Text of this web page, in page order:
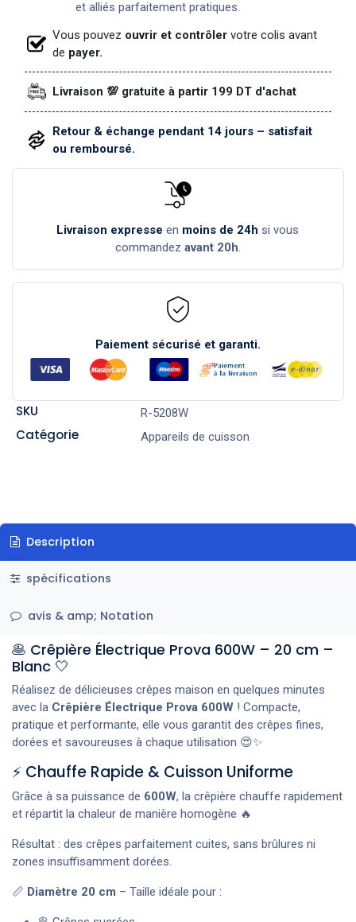
et alliés parfaitement pratiques.
Vous pouvez ouvrir et contrôler votre colis avant
de payer.
Livraison 💯 gratuite à partir 199 DT d'achat
Retour & échange pendant 14 jours – satisfait
ou remboursé.
Livraison expresse en moins de 24h si vous
commandez avant 20h.
Paiement sécurisé et garanti.
SKU R-5208W
Catégorie Appareils de cuisson
Description
spécifications
avis & amp; Notation
🥞 Crêpière Électrique Prova 600W – 20 cm –
Blanc 🤍
Réalisez de délicieuses crêpes maison en quelques minutes
avec la Crêpière Électrique Prova 600W ! Compacte,
pratique et performante, elle vous garantit des crêpes fines,
dorées et savoureuses à chaque utilisation 😍✨
⚡ Chauffe Rapide & Cuisson Uniforme
Grâce à sa puissance de 600W, la crêpière chauffe rapidement
et répartit la chaleur de manière homogène 🔥
Résultat : des crêpes parfaitement cuites, sans brûlures ni
zones insuffisamment dorées.
📏 Diamètre 20 cm – Taille idéale pour :